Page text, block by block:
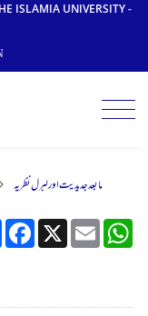
ISLAMIA UNIVERSITY -
مابعد جدیدیت اور لبرل نظریہ
Share Facebook
X Email